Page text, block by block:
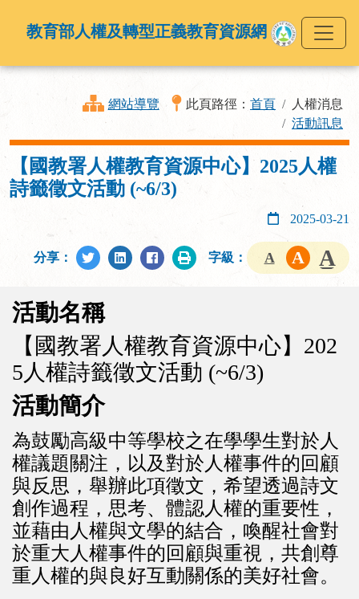
教育部人權及轉型正義教育資源網
網站導覽 此頁路徑： 首頁
人權消息
活動訊息
【國教署人權教育資源中心】2025人權
詩籤徵文活動 (~6/3)
2025-03-21
分享： 字級：
活動名稱
【國教署人權教育資源中心】202
5人權詩籤徵文活動 (~6/3)
活動簡介
為鼓勵高級中等學校之在學學生對於人
權議題關注，以及對於人權事件的回顧
與反思，舉辦此項徵文，希望透過詩文
創作過程，思考、體認人權的重要性，
並藉由人權與文學的結合，喚醒社會對
於重大人權事件的回顧與重視，共創尊
重人權的與良好互動關係的美好社會。